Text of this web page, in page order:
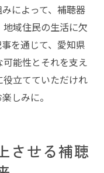
によって、補聴器
域住民の生活に欠
を通じて、愛知県
能性とそれを支え
立てていただけれ
しみに。
させる補聴